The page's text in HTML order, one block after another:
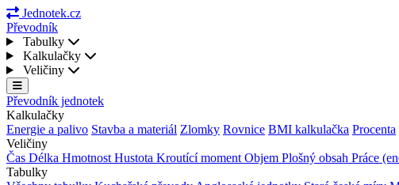
Jednotek.cz
Převodník
Tabulky
Kalkulačky
Veličiny
Převodník jednotek
Kalkulačky
Energie a palivo Stavba a materiál Zlomky Rovnice BMI kalkulačka Procenta
Veličiny
Čas Délka Hmotnost Hustota Kroutící moment Objem Plošný obsah Práce
Tabulky